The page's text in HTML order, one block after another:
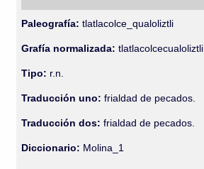
Paleografía: tlatlacolce_qualoliztli
Grafía normalizada: tlatlacolcecualoliztli
Tipo: r.n.
Traducción uno: frialdad de pecados.
Traducción dos: frialdad de pecados.
Diccionario: Molina_1